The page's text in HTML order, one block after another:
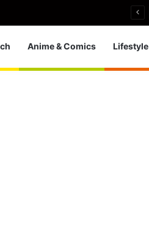
giusto
Anime & Comics Lifestyle